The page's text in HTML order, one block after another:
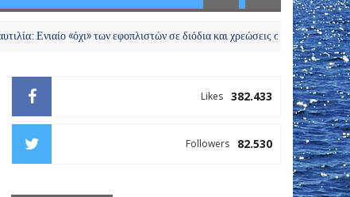
«όχι» των εφοπλιστών σε διόδια και χρεώσεις στα Στενά του Ορμούζ
382.433
Likes
82.530
Followers